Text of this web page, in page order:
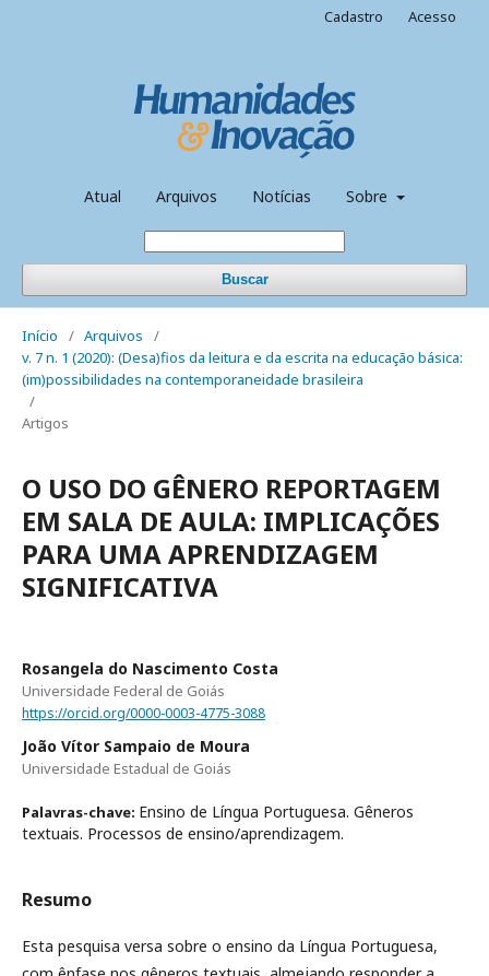
Atual Arquivos Notícias Sobre
Buscar
Cadastro Acesso
Início / Arquivos
/
v. 7 n. 1 (2020): (Desa)fios da leitura e da escrita na educação básica:
(im)possibilidades na contemporaneidade brasileira
/
Artigos
O USO DO GÊNERO REPORTAGEM
EM SALA DE AULA: IMPLICAÇÕES
PARA UMA APRENDIZAGEM
SIGNIFICATIVA
Rosangela do Nascimento Costa
Universidade Federal de Goiás
https://orcid.org/0000-0003-4775-3088
João Vítor Sampaio de Moura
Universidade Estadual de Goiás
Palavras-chave: Ensino de Língua Portuguesa. Gêneros
textuais. Processos de ensino/aprendizagem.
Resumo
Esta pesquisa versa sobre o ensino da Língua Portuguesa,